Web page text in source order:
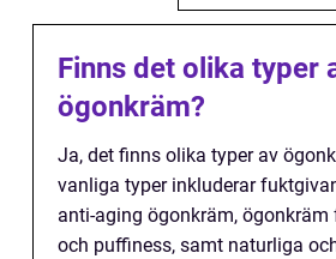
Finns det olika typer
ögonkräm?
Ja, det finns olika typer av
vanliga typer inkluderar
anti-aging ögonkräm,
och puffiness, samt naturliga